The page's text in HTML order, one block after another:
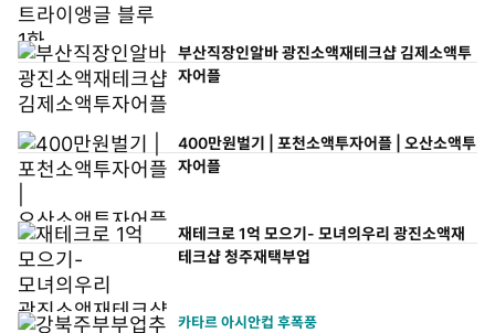
부산직장인알바 광진소액재테크샵 김제소액투
자어플
400만원벌기 | 포천소액투자어플 | 오산소액투
자어플
재테크로 1억 모으기- 모녀의우리 광진소액재
테크샵 청주재택부업
카타르 아시안컵 후폭풍